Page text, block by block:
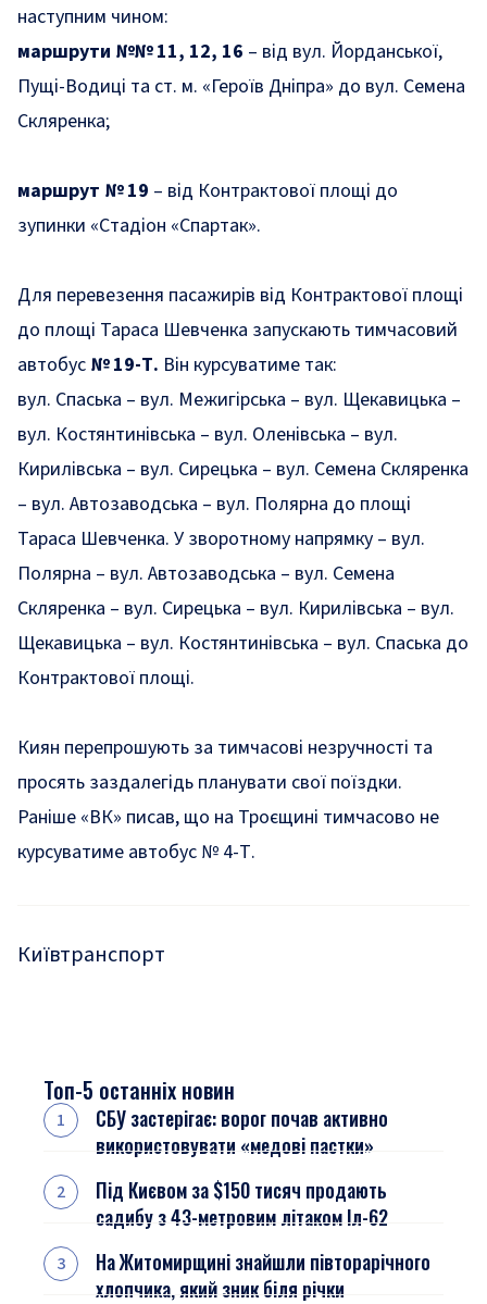
наступним чином:
маршрути №№ 11, 12, 16 – від вул. Йорданської,
Пущі-Водиці та ст. м. «Героїв Дніпра» до вул. Семена
Скляренка;
маршрут № 19 – від Контрактової площі до
зупинки «Стадіон «Спартак».
Для перевезення пасажирів від Контрактової площі
до площі Тараса Шевченка запускають тимчасовий
автобус № 19-Т. Він курсуватиме так:
вул. Спаська – вул. Межигірська – вул. Щекавицька –
вул. Костянтинівська – вул. Оленівська – вул.
Кирилівська – вул. Сирецька – вул. Семена Скляренка
– вул. Автозаводська – вул. Полярна до площі
Тараса Шевченка. У зворотному напрямку – вул.
Полярна – вул. Автозаводська – вул. Семена
Скляренка – вул. Сирецька – вул. Кирилівська – вул.
Щекавицька – вул. Костянтинівська – вул. Спаська до
Контрактової площі.
Киян перепрошують за тимчасові незручності та
просять заздалегідь планувати свої поїздки.
Раніше «ВК» писав, що на Троєщині тимчасово не
курсуватиме автобус № 4-Т.
Київтранспорт
Топ-5 останніх новин
СБУ застерігає: ворог почав активно
використовувати «медові пастки»
Під Києвом за $150 тисяч продають
садибу з 43-метровим літаком Іл-62
На Житомирщині знайшли півторарічного
хлопчика, який зник біля річки